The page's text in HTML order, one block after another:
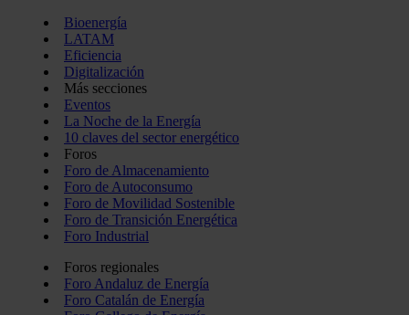
Bioenergía
LATAM
Eficiencia
Digitalización
Más secciones
Eventos
La Noche de la Energía
10 claves del sector energético
Foros
Foro de Almacenamiento
Foro de Autoconsumo
Foro de Movilidad Sostenible
Foro de Transición Energética
Foro Industrial
Foros regionales
Foro Andaluz de Energía
Foro Catalán de Energía